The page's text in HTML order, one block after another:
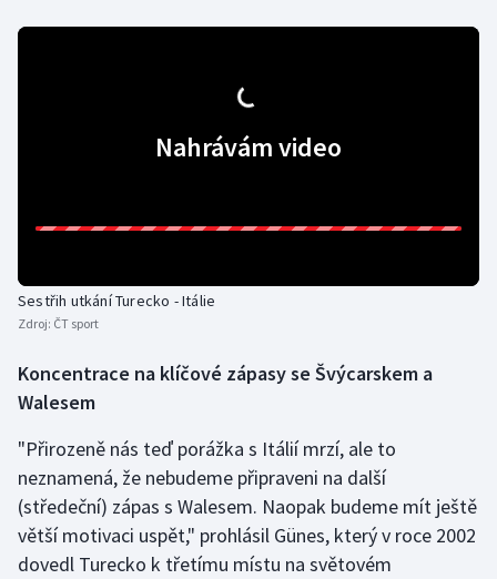
Motorsport
Parasport
Plavání
Plážový volejbal
Ragby
Rychlobruslení
Nahrávám video
Sestřih utkání Turecko - Itálie
Zdroj: ČT sport
Koncentrace na klíčové zápasy se Švýcarskem a
Walesem
"Přirozeně nás teď porážka s Itálií mrzí, ale to
neznamená, že nebudeme připraveni na další
(středeční) zápas s Walesem. Naopak budeme mít ještě
větší motivaci uspět," prohlásil Günes, který v roce 2002
dovedl Turecko k třetímu místu na světovém